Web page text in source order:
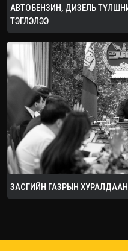
АВТОБЕНЗИН, ДИЗЕЛЬ
ТЭГЛЭЛЭЭ
ЗАСГИЙН ГАЗРЫН